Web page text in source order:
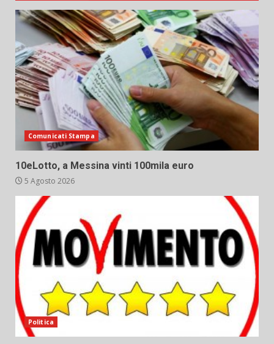
Comunicati Stampa
10eLotto, a Messina vinti 100mila euro
5 Agosto 2026
Politica